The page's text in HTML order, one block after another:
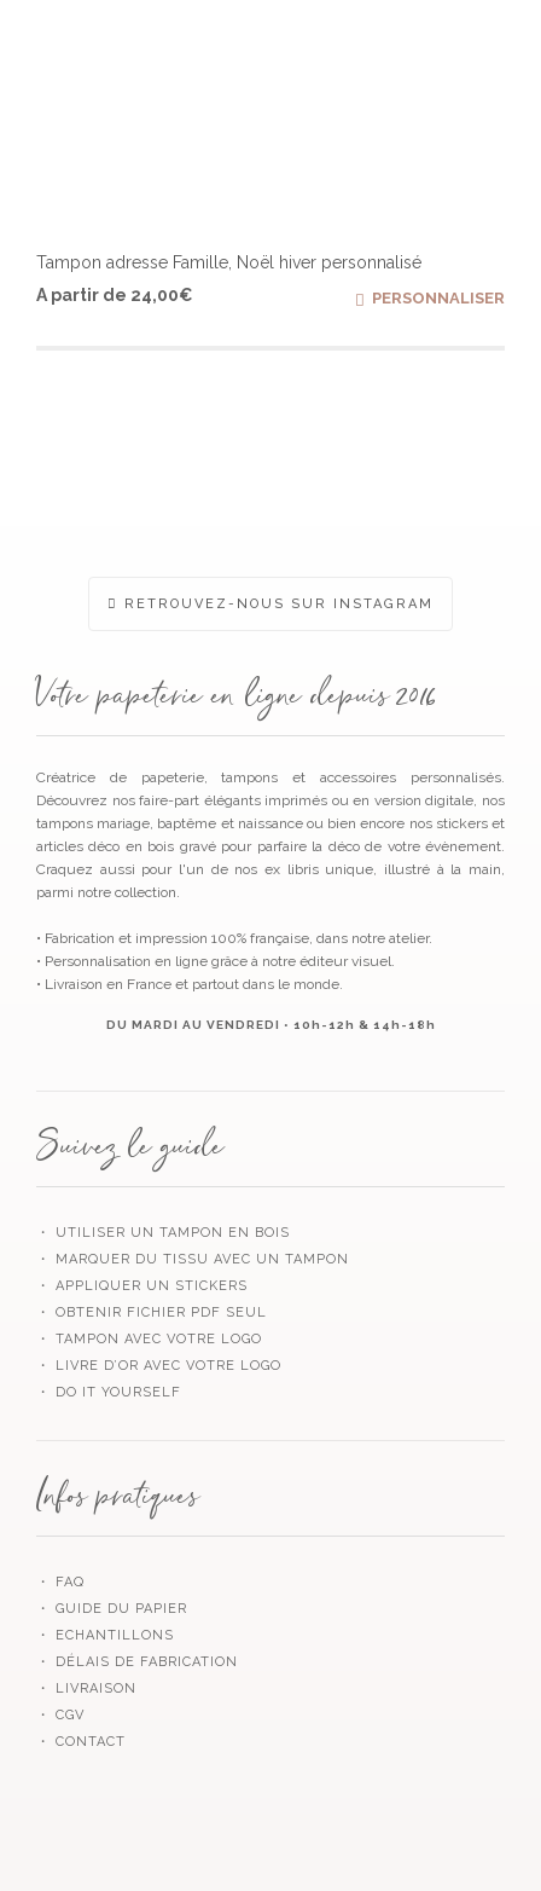
Tampon adresse Famille, Noël hiver personnalisé
A partir de 24,00€ PERSONNALISER
RETROUVEZ-NOUS SUR INSTAGRAM
Votre papeterie en ligne depuis 2016
Créatrice de papeterie, tampons et accessoires personnalisés.
Découvrez nos faire-part élégants imprimés ou en version digitale, nos
tampons mariage, baptême et naissance ou bien encore nos stickers et
articles déco en bois gravé pour parfaire la déco de votre évènement.
Craquez aussi pour l'un de nos ex libris unique, illustré à la main,
parmi notre collection.
• Fabrication et impression 100% française, dans notre atelier.
• Personnalisation en ligne grâce à notre éditeur visuel.
• Livraison en France et partout dans le monde.
DU MARDI AU VENDREDI • 10h-12h & 14h-18h
Suivez le guide
・ UTILISER UN TAMPON EN BOIS
・ MARQUER DU TISSU AVEC UN TAMPON
・ APPLIQUER UN STICKERS
・ OBTENIR FICHIER PDF SEUL
・ TAMPON AVEC VOTRE LOGO
・ LIVRE D’OR AVEC VOTRE LOGO
・ DO IT YOURSELF
Infos pratiques
・ FAQ
・ GUIDE DU PAPIER
・ ECHANTILLONS
・ DÉLAIS DE FABRICATION
・ LIVRAISON
・ CGV
・ CONTACT